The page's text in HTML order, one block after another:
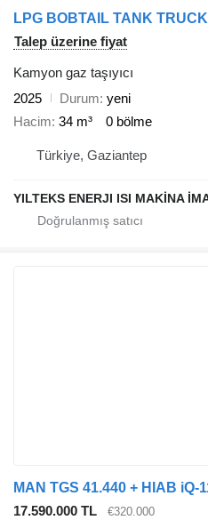
LPG BOBTAIL TANK TRUCK
Talep üzerine fiyat
Kamyon gaz taşıyıcı
2025
Durum yeni
Hacim 34 m³ 0 bölme
Türkiye, Gaziantep
17.590.000 TL €320.000